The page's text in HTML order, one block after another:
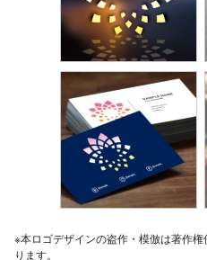
※本ロゴデザインの盗作・模倣は著作
ります。